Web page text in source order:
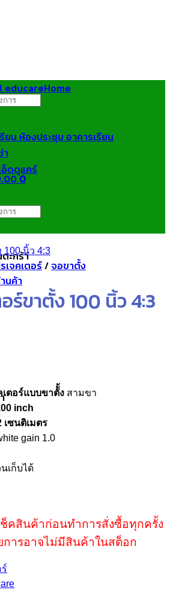
0
ะกร้า
นค้า
Home
น ห้องประชุม อาคารเรียน
า
อ็ดดูแคร์
เจคเตอร์/ จอขาตั้ง
ร์ขาตั้ง 100 นิ้ว 4:3
ตอร์แบบขาตัั้ง สามขา
inch
ซนติเมตร
gain 1.0
เก็บได้
คสินค้าก่อนทำการสั่งซื้อทุกครั้ง
การอาจไม่มีสินค้าในสต็อก